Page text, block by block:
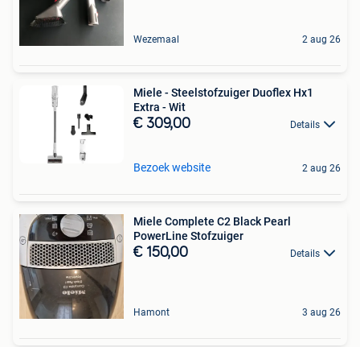
Wezemaal 2 aug 26
Miele - Steelstofzuiger Duoflex Hx1
Extra - Wit
€ 309,00 Details
Bezoek website 2 aug 26
Miele Complete C2 Black Pearl
PowerLine Stofzuiger
€ 150,00 Details
Hamont 3 aug 26